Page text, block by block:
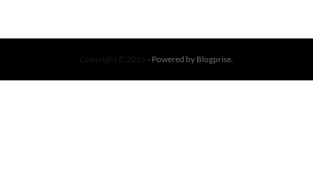
Copyright © 2026 - Powered by Blogprise.